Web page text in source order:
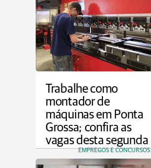
Trabalhe como
montador de
máquinas em Ponta
Grossa; confira as
vagas desta segunda
EMPREGOS E CONCURSOS